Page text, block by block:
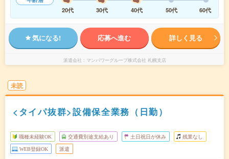
20代
30代 40代 50代 60代
気になる! 応募へ進む 詳しく見る
派遣会社 マンパワーグループ株式会社 札幌支店
未読
<タイパ抜群>設備保全業務（日勤）
職種未経験OK 交通費別途支給あり 土日祝日が休み 残業なし
WEB登録OK 派遣